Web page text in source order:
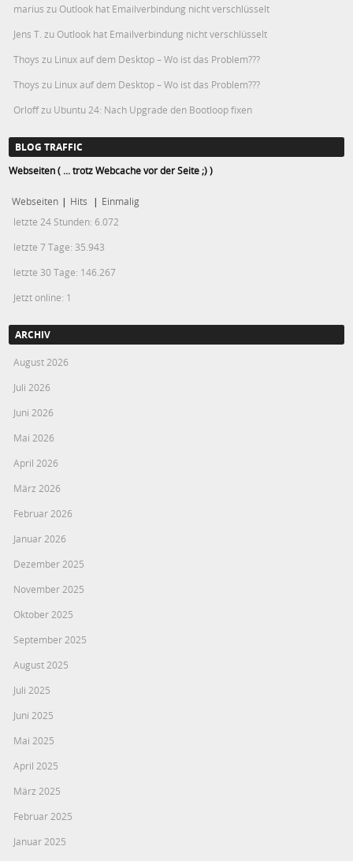
marius zu Outlook hat Emailverbindung nicht verschlüsselt
Jens T. zu Outlook hat Emailverbindung nicht verschlüsselt
Thoys zu Linux auf dem Desktop – Wo ist das Problem???
Thoys zu Linux auf dem Desktop – Wo ist das Problem???
Orloffzu Ubuntu 24: Nach Upgrade den Bootloop fixen
BLOG TRAFFIC
Webseiten ( ... trotz Webcache vor der Seite ;) )
Webseiten | Hits | Einmalig
letzte 24 Stunden:6.072
letzte 7 Tage: 35.943
letzte 30 Tage: 146.267
Jetzt online: 1
ARCHIV
August 2026
Juli 2026
Juni 2026
Mai 2026
April 2026
März 2026
Februar 2026
Januar 2026
Dezember 2025
November 2025
Oktober 2025
September 2025
August 2025
Juli 2025
Juni 2025
Mai 2025
April 2025
März 2025
Februar 2025
Januar 2025